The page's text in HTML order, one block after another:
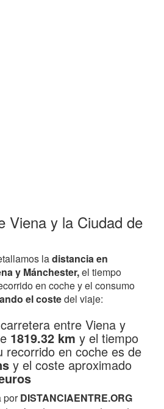
Viena y la Ciudad de
ladistancia en
y Mánchester,el tiempo
en coche y el consumo
el costedel viaje:
entre Viena y
1819.32 km y el tiempo
recorrido en coche es de
y el coste aproximado
porDISTANCIAENTRE.ORG